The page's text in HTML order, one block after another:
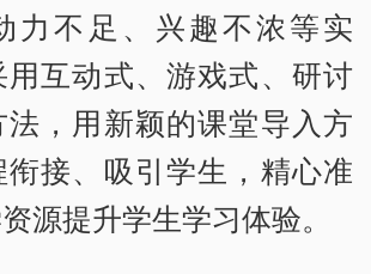
力不足、兴趣不浓等实
互动式、游戏式、研讨
，用新颖的课堂导入方
接、吸引学生，精心准
源提升学生学习体验。